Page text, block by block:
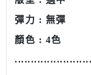
彈力 : 無彈
顏色 : 4色